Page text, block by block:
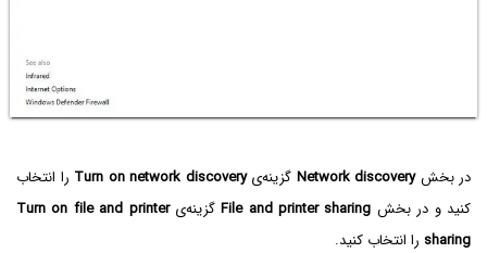
در بخشNetwork discovery گزینه‌یTurn on network discovery را انتخاب
کنید و در بخش File and printer sharingگزینه‌یTurn on file and printer
sharing را انتخاب کنید.